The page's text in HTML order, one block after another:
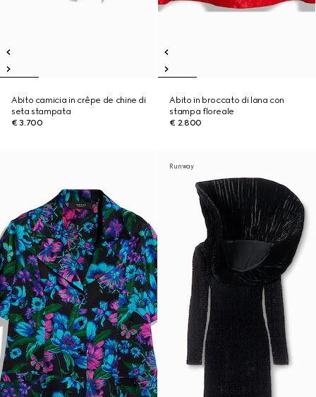
Abito camicia in crêpe de chine di
seta stampata
€ 3.700
Abito in broccato di lana con
stampa floreale
€ 2.800
Runway